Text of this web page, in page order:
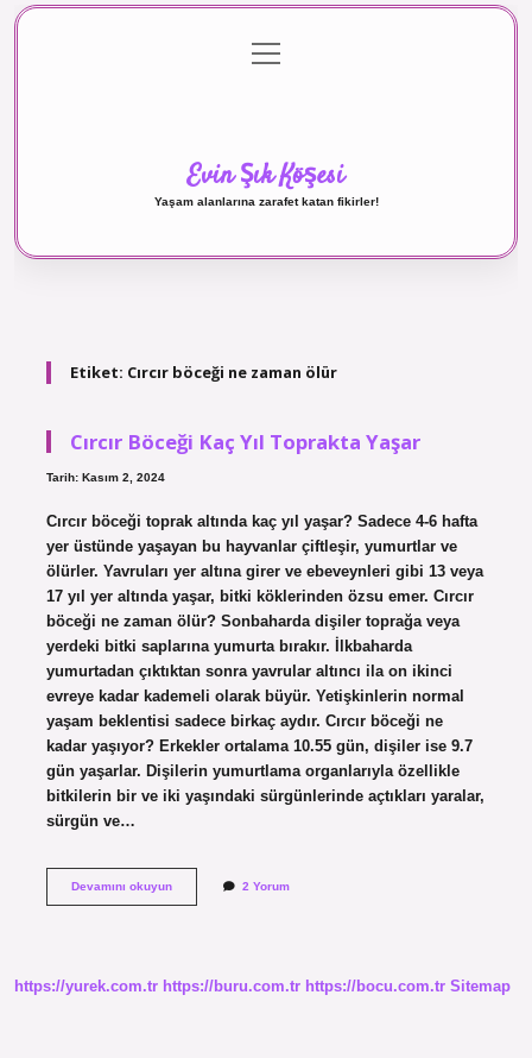
Gizlilik Politikası
menüyü
aç
Evin Şık Köşesi
Yaşam alanlarına zarafet katan fikirler!
Etiket: Cırcır böceği ne zaman ölür
Cırcır Böceği Kaç Yıl Toprakta Yaşar
Tarih: Kasım 2, 2024
Cırcır böceği toprak altında kaç yıl yaşar? Sadece 4-6 hafta
yer üstünde yaşayan bu hayvanlar çiftleşir, yumurtlar ve
ölürler. Yavruları yer altına girer ve ebeveynleri gibi 13 veya
17 yıl yer altında yaşar, bitki köklerinden özsu emer. Cırcır
böceği ne zaman ölür? Sonbaharda dişiler toprağa veya
yerdeki bitki saplarına yumurta bırakır. İlkbaharda
yumurtadan çıktıktan sonra yavrular altıncı ila on ikinci
evreye kadar kademeli olarak büyür. Yetişkinlerin normal
yaşam beklentisi sadece birkaç aydır. Cırcır böceği ne
kadar yaşıyor? Erkekler ortalama 10.55 gün, dişiler ise 9.7
gün yaşarlar. Dişilerin yumurtlama organlarıyla özellikle
bitkilerin bir ve iki yaşındaki sürgünlerinde açtıkları yaralar,
sürgün ve…
Devamını okuyunCırcır
2 Yorum
https://yurek.com.tr https://buru.com.tr https://bocu.com.tr Sitemap